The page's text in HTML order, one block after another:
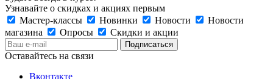
Узнавайте о скидках и акциях первым
Мастер-классы
Новинки Новости
Новости
магазина
Опросы Скидки и акции
Оставайтесь на связи
Вконтакте